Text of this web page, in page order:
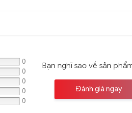
0
0
0
0
0
Bạn nghĩ sao về sản
Đánh giá ngay